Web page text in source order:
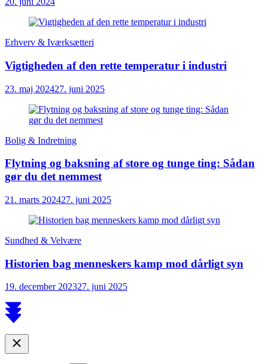
Erhverv & Iværksætteri
Vigtigheden af den rette temperatur i industri
23. maj 202427. juni 2025
Bolig & Indretning
Flytning og baksning af store og tunge ting: Sådan
gør du det nemmest
21. marts 202427. juni 2025
Sundhed & Velvære
Historien bag menneskers kamp mod dårligt syn
19. december 202327. juni 2025
Scroll
to
Close